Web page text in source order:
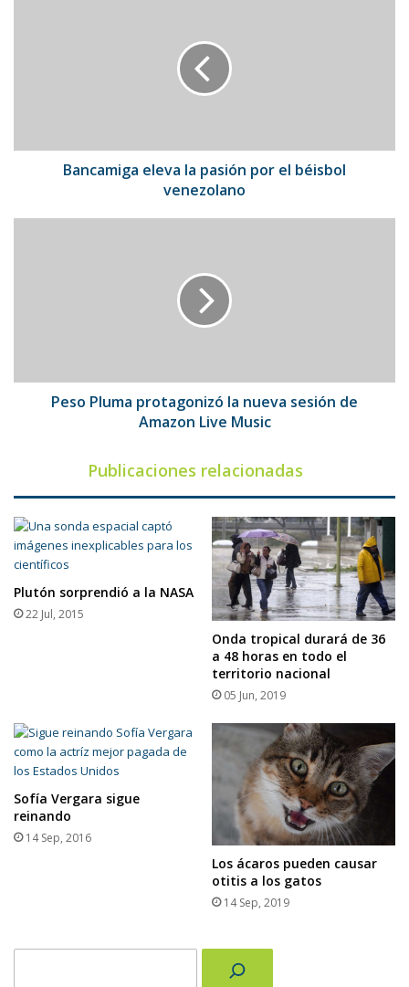
Bancamiga eleva la pasión por el béisbol
venezolano
Live
Peso Pluma protagonizó la nueva sesión de
Amazon Live Music
Publicaciones relacionadas
Plutón sorprendió a la NASA
22 Jul, 2015
Onda tropical durará de 36
a 48 horas en todo el
territorio nacional
05 Jun, 2019
Sofía Vergara sigue
reinando
14 Sep, 2016
Los ácaros pueden causar
otitis a los gatos
14 Sep, 2019